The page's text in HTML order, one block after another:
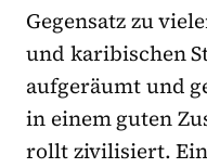
Gegensatz zu
und karibischen
aufgeräumt und
in einem guten
rollt zivilisiert.